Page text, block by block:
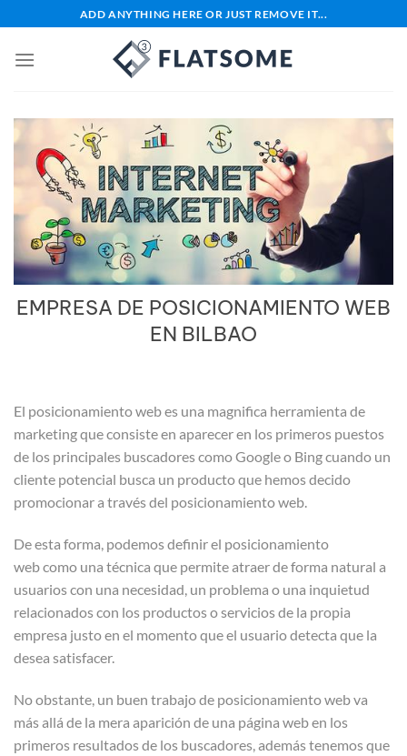
al
contenido
ADD ANYTHING HERE OR JUST REMOVE IT...
EMPRESA DE POSICIONAMIENTO WEB
EN BILBAO
El posicionamiento web es una magnifica herramienta de
marketing que consiste en aparecer en los primeros puestos
de los principales buscadores como Google o Bing cuando un
cliente potencial busca un producto que hemos decido
promocionar a través del posicionamiento web.
De esta forma, podemos definir el posicionamiento
web como una técnica que permite atraer de forma natural a
usuarios con una necesidad, un problema o una inquietud
relacionados con los productos o servicios de la propia
empresa justo en el momento que el usuario detecta que la
desea satisfacer.
No obstante, un buen trabajo de posicionamiento web va
más allá de la mera aparición de una página web en los
primeros resultados de los buscadores, además tenemos que